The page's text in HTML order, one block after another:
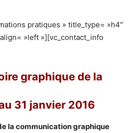
pratiques » title_type= »h4″
»left »][vc_contact_info
graphique de la
31 janvier 2016
la communication graphique